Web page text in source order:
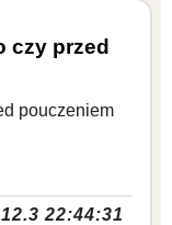
czy przed
pouczeniem
22:44:31